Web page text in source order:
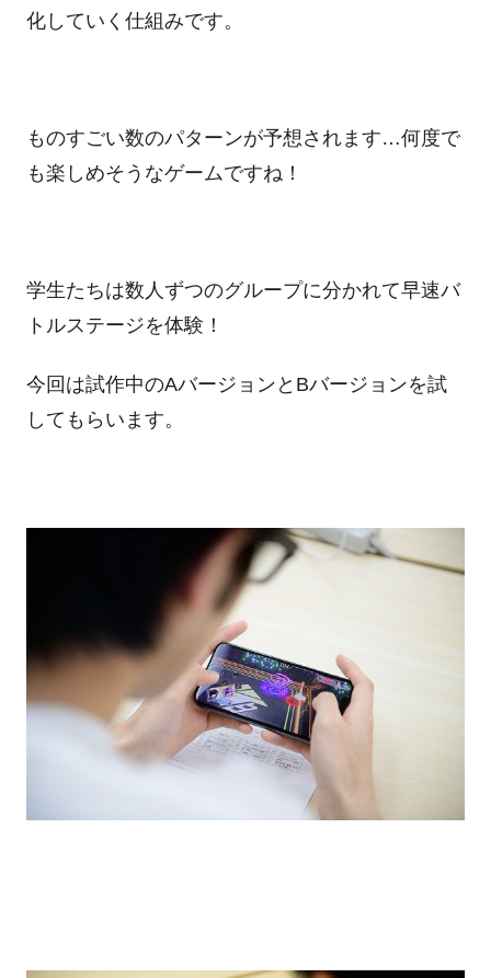
化していく仕組みです。
ものすごい数のパターンが予想されます…何度で
も楽しめそうなゲームですね！
学生たちは数人ずつのグループに分かれて早速バ
トルステージを体験！
今回は試作中のAバージョンとBバージョンを試
してもらいます。